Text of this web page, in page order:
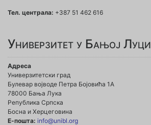
Тел. централа: +387 51 462 616
Универзитет у Бањој Луци
Адреса
Универзитетски град
Булевар војводе Петра Бојовића 1А
78000 Бања Лука
Република Српска
Босна и Херцеговина
Е-пошта: info@unibl.org